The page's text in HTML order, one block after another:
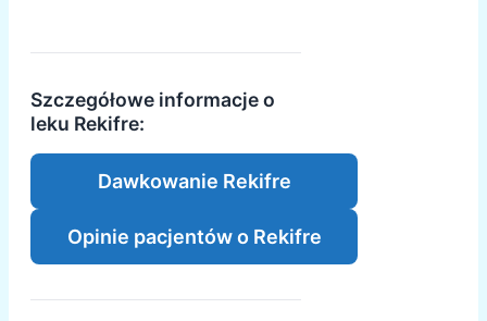
Szczegółowe informacje o
leku Rekifre:
Dawkowanie Rekifre
Opinie pacjentów o Rekifre